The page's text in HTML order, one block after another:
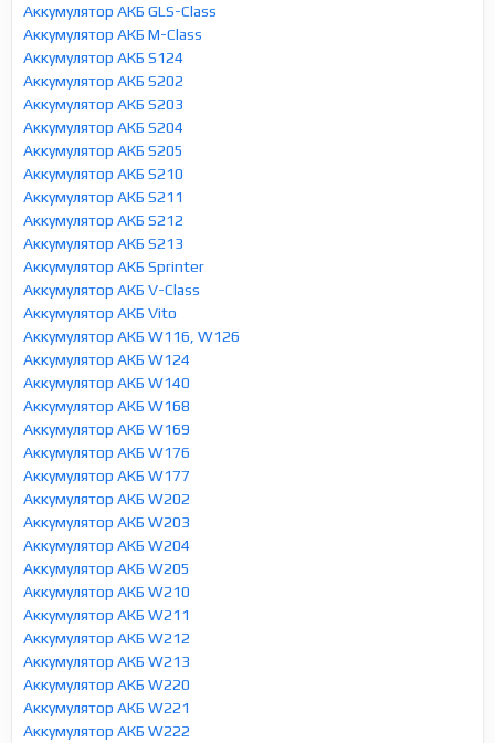
Аккумулятор АКБ GLS-Class
Аккумулятор АКБ M-Class
Аккумулятор АКБ S124
Аккумулятор АКБ S202
Аккумулятор АКБ S203
Аккумулятор АКБ S204
Аккумулятор АКБ S205
Аккумулятор АКБ S210
Аккумулятор АКБ S211
Аккумулятор АКБ S212
Аккумулятор АКБ S213
Аккумулятор АКБ Sprinter
Аккумулятор АКБ V-Class
Аккумулятор АКБ Vito
Аккумулятор АКБ W116, W126
Аккумулятор АКБ W124
Аккумулятор АКБ W140
Аккумулятор АКБ W168
Аккумулятор АКБ W169
Аккумулятор АКБ W176
Аккумулятор АКБ W177
Аккумулятор АКБ W202
Аккумулятор АКБ W203
Аккумулятор АКБ W204
Аккумулятор АКБ W205
Аккумулятор АКБ W210
Аккумулятор АКБ W211
Аккумулятор АКБ W212
Аккумулятор АКБ W213
Аккумулятор АКБ W220
Аккумулятор АКБ W221
Аккумулятор АКБ W222